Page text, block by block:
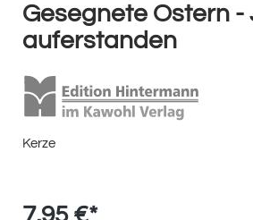
Gesegnete Ostern -
auferstanden
Kerze